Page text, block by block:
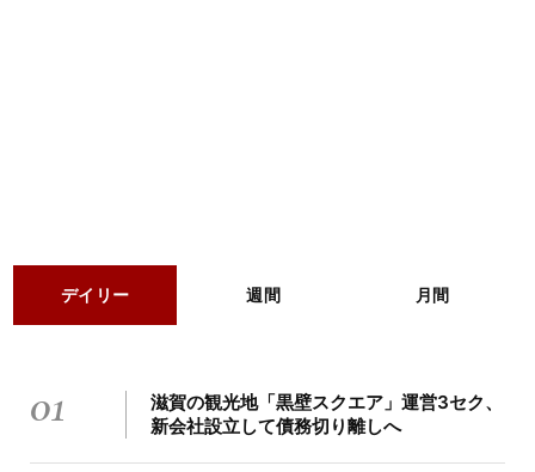
デイリー 週間 月間
01
滋賀の観光地「黒壁スクエア」運営3セク、
新会社設立して債務切り離しへ